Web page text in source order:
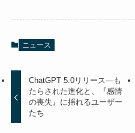
ニュース
ChatGPT 5.0リリース—も
たらされた進化と、『感情
の喪失』に揺れるユーザー
たち